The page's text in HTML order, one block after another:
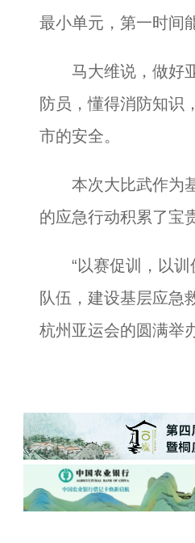
最小单元，第一时间
马大维说，做好亚
防员，懂得消防知识
市的安全。
本次大比武作为基
的应急行动积累了宝
“以赛促训，以训
队伍，建设基层应急
杭州亚运会的圆满举